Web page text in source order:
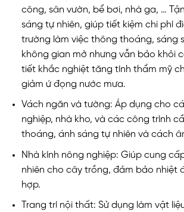
công, sân vườn, bể bơi, nhà ga, …
sáng tự nhiên, giúp tiết kiệm chi phí
trường làm việc thông thoáng, sáng
không gian mở nhưng vẫn bảo khỏi
tiết khắc nghiệt tăng tính thẩm mỹ
giảm ứ đọng nước mưa.
Vách ngăn và tường: Áp dụng cho
nghiệp, nhà kho, và các công trình
thoáng, ánh sáng tự nhiên và cách
Nhà kính nông nghiệp: Giúp cung
nhiên cho cây trồng, đảm bảo nhiệt
hợp.
Trang trí nội thất: Sử dụng làm vật